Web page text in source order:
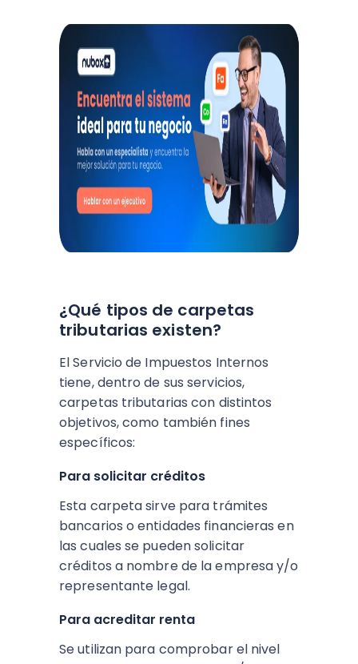
¿Qué tipos de carpetas
tributarias existen?
El Servicio de Impuestos Internos
tiene, dentro de sus servicios,
carpetas tributarias con distintos
objetivos, como también fines
específicos:
Para solicitar créditos
Esta carpeta sirve para trámites
bancarios o entidades financieras en
las cuales se pueden solicitar
créditos a nombre de la empresa y/o
representante legal.
Para acreditar renta
Se utilizan para comprobar el nivel